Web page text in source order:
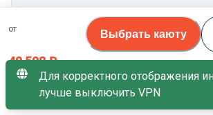
Теплоход
8.5/10
Свободных кают
0 кают
от
49 598₽
за 1 гостя
Выбрать каюту
Для корректного отображения
лучше выключить VPN